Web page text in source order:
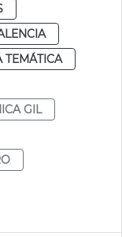
TEMÁTICA
GIL